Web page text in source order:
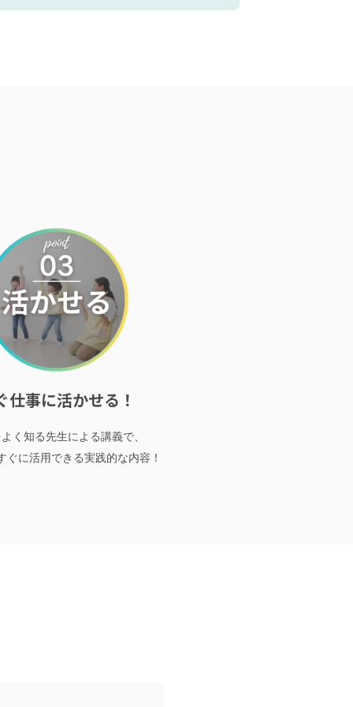
仕事に活かせる！
く知る先生による講義で、
ぐに活用できる実践的な内容！